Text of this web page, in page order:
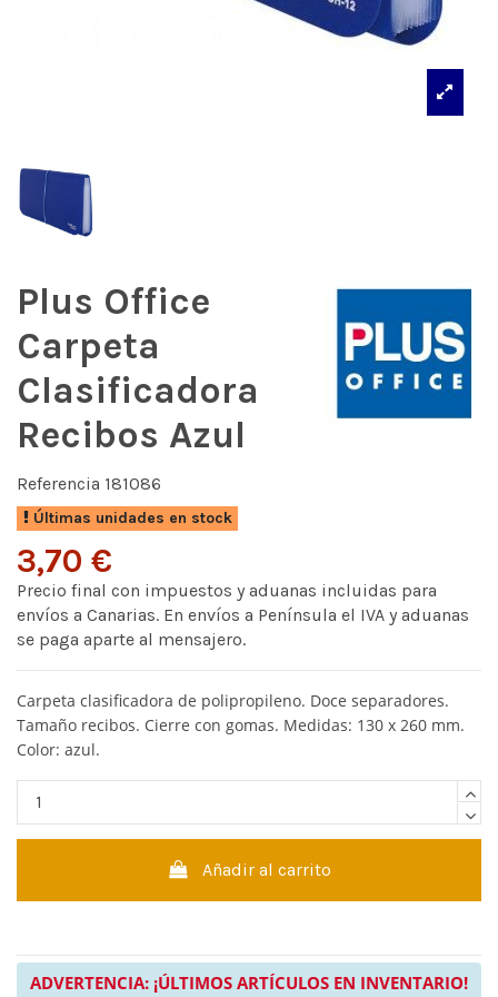
Plus Office
Carpeta
Clasificadora
Recibos Azul
Referencia 181086
Últimas unidades en stock
3,70 €
Precio final con impuestos y aduanas incluidas para
envíos a Canarias. En envíos a Península el IVA y aduanas
se paga aparte al mensajero.
Carpeta clasificadora de polipropileno. Doce separadores.
Tamaño recibos. Cierre con gomas. Medidas: 130 x 260 mm.
Color: azul.
Añadir al carrito
ADVERTENCIA: ¡ÚLTIMOS ARTÍCULOS EN INVENTARIO!